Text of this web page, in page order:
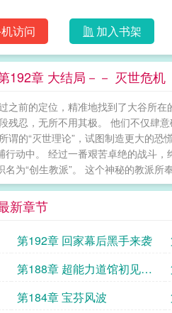
访问 加入书架
192章 大结局－－ 灭世危机
之前的定位，精准地找到了大谷所
残忍，无所不用其极。 他们不仅肆
谓的“灭世理论”，试图制造更大的
动中。 经过一番艰苦卓绝的战斗
为“创生教派”。 这个神秘的教派所
新章节
第192章 回家幕后黑手来袭
第188章 超能力道馆初见娜
姿
第184章 宝芬风波